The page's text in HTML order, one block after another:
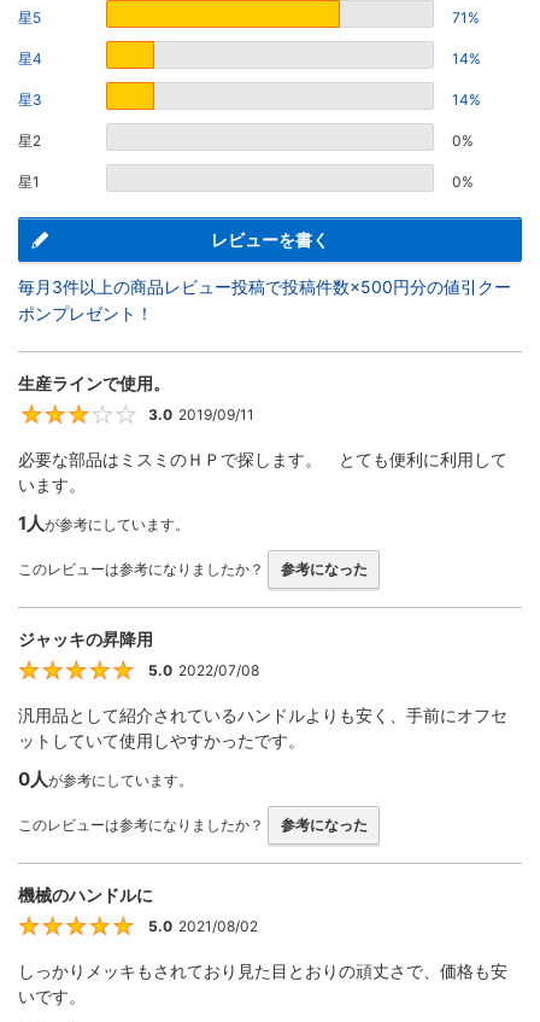
星5 71%
星4 14%
星3 14%
星2 0%
星1 0%
レビューを書く
毎月3件以上の商品レビュー投稿で投稿件数×500円分の値引クー
ポンプレゼント！
生産ラインで使用。
3.0 2019/09/11
必要な部品はミスミのＨＰで探します。 とても便利に利用して
います。
1人が参考にしています。
このレビューは参考になりましたか？ 参考になった
ジャッキの昇降用
5
5.0 2022/07/08
汎用品として紹介されているハンドルよりも安く、手前にオフセ
ットしていて使用しやすかったです。
0人が参考にしています。
このレビューは参考になりましたか？ 参考になった
機械のハンドルに
5
5.0 2021/08/02
しっかりメッキもされており見た目とおりの頑丈さで、価格も安
いです。